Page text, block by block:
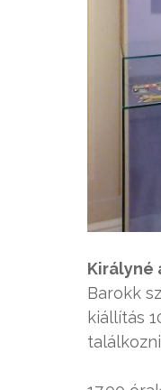
Királyné
Barokk
kiállítás